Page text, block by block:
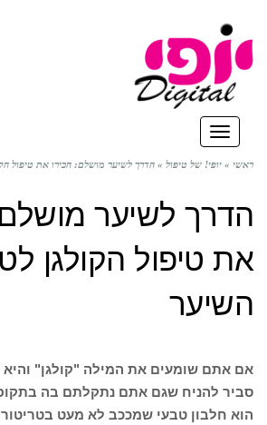
תפריט
ראשי » יופי! של טיפול » הדרך לשיער מושלם: הכירו את טיפול
הדרך לשיער
את טיפול הקולגן
השיער
אם אתם שומעים את המילה "קולגן"
סביר להניח שגם אתם נתקלתם בה
הוא חלבון טבעי שמככב לא מעט